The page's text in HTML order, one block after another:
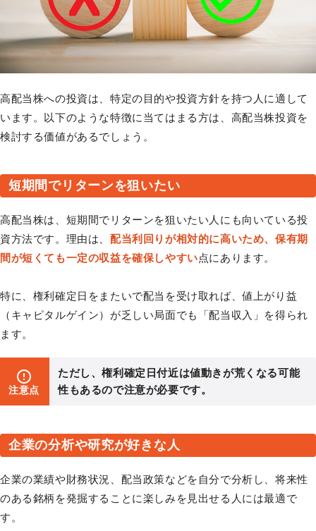
高配当株への投資は、特定の目的や投資方針を持つ人に適して
います。以下のような特徴に当てはまる方は、高配当株投資を
検討する価値があるでしょう。
短期間でリターンを狙いたい
高配当株は、短期間でリターンを狙いたい人にも向いている投
資方法です。理由は、 配当利回りが相対的に高いため、保有期
間が短くても一定の収益を確保しやすい点にあります。
特に、権利確定日をまたいで配当を受け取れば、値上がり益
（キャピタルゲイン）が乏しい局面でも「配当収入」を得られ
ます。
注意点
ただし、権利確定日付近は値動きが荒くなる可能
性もあるので注意が必要です。
企業の分析や研究が好きな人
企業の業績や財務状況、配当政策などを自分で分析し、将来性
のある銘柄を発掘することに楽しみを見出せる人には最適で
す。